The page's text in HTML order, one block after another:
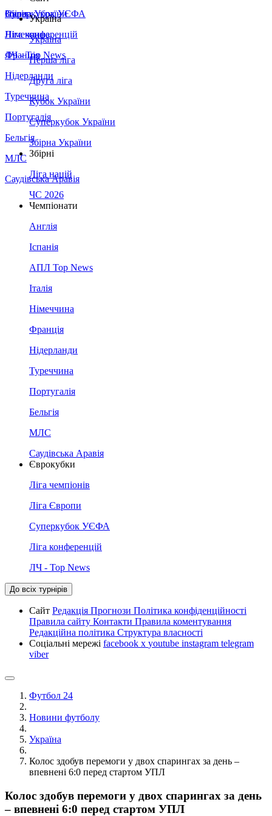
Збірна України
Італія
Німеччина
Франція
Нідерланди
Туреччина
Португалія
Бельгія
МЛС
Саудівська Аравія
Суперкубок УЄФА
Ліга конференцій
ЛЧ - Top News
Україна
Україна
Перша ліга
Друга ліга
Кубок України
Суперкубок України
Збірна України
Збірні
Ліга націй
ЧС 2026
Чемпіонати
Англія
Іспанія
АПЛ Top News
Італія
Німеччина
Франція
Нідерланди
Туреччина
Португалія
Бельгія
МЛС
Саудівська Аравія
Єврокубки
Ліга чемпіонів
Ліга Європи
Суперкубок УЄФА
Ліга конференцій
ЛЧ - Top News
До всіх турнірів
Сайт Редакція Прогнози Політика конфіденційності
Правила сайту Контакти Правила коментування
Редакційна політика Структура власності
Соціальні мережі facebook x youtube instagram telegram
viber
Футбол 24
Новини футболу
Україна
Колос здобув перемоги у двох спарингах за день –
впевнені 6:0 перед стартом УПЛ
Колос здобув перемоги у двох спарингах за день
– впевнені 6:0 перед стартом УПЛ